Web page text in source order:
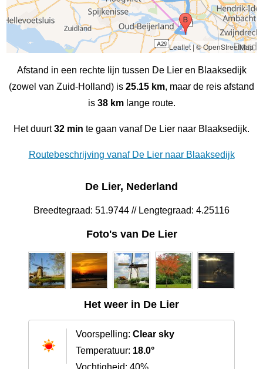
Leaflet|© OpenStreetMap
Afstand in een rechte lijn tussen De Lier en Blaaksedijk
(zowel van Zuid-Holland) is 25.15 km, maar de reis afstand
is 38 kmlange route.
Het duurt32 min te gaan vanaf De Lier naar Blaaksedijk.
Routebeschrijving vanaf De Lier naar Blaaksedijk
De Lier, Nederland
Breedtegraad: 51.9744 // Lengtegraad: 4.25116
Foto's van De Lier
Het weer in De Lier
Voorspelling: Clear sky
Temperatuur: 18.0°